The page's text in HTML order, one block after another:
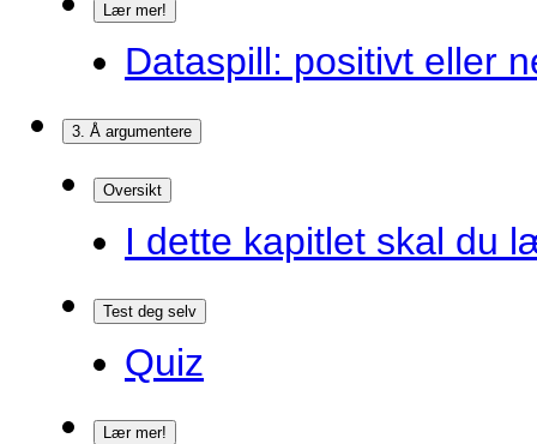
Lær mer!
Dataspill: positivt eller
3. Å argumentere
Oversikt
I dette kapitlet skal du
Test deg selv
Quiz
Lær mer!